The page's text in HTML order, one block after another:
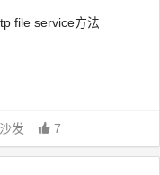
file service方法
发 7